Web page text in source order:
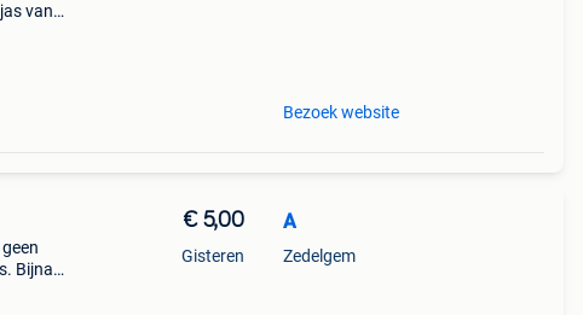
van
Bezoek website
Bijna
€ 5,00
Gisteren
A
Zedelgem